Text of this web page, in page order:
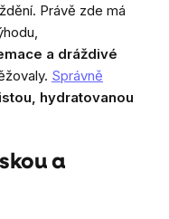
Právě zde má
a dráždivé
Správně
hydratovanou
a